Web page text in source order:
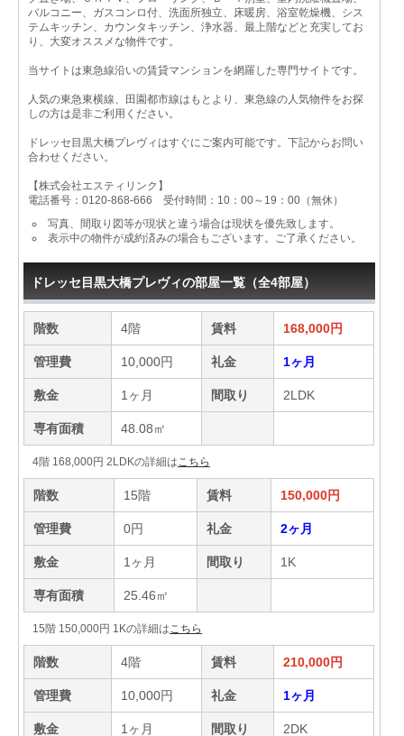
バルコニー、ガスコンロ付、洗面所独立、床暖房、浴室乾燥機、シス
テムキッチン、カウンタキッチン、浄水器、最上階などと充実してお
り、大変オススメな物件です。
当サイトは東急線沿いの賃貸マンションを網羅した専門サイトです。
人気の東急東横線、田園都市線はもとより、東急線の人気物件をお探
しの方は是非ご利用ください。
ドレッセ目黒大橋プレヴィはすぐにご案内可能です。下記からお問い
合わせください。
【株式会社エスティリンク】
電話番号：0120-868-666 受付時間：10：00～19：00（無休）
写真、間取り図等が現状と違う場合は現状を優先致します。
表示中の物件が成約済みの場合もございます。ご了承ください。
ドレッセ目黒大橋プレヴィの部屋一覧（全4部屋）
階数 4階 賃料 168,000円
管理費 10,000円 礼金 1ヶ月
敷金 1ヶ月 間取り 2LDK
専有面積 48.08㎡
4階 168,000円 2LDKの詳細は こちら
階数 15階 賃料 150,000円
管理費 0円 礼金 2ヶ月
敷金 1ヶ月 間取り 1K
専有面積 25.46㎡
15階 150,000円 1Kの詳細は こちら
階数 4階 賃料 210,000円
管理費 10,000円 礼金 1ヶ月
敷金 1ヶ月 間取り 2DK